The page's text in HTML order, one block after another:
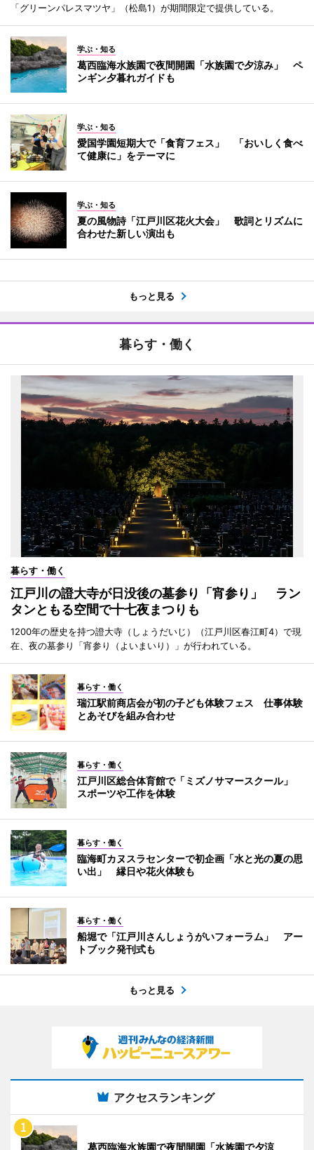
「グリーンパレスマツヤ」（松島1）が期間限定で提供している。
学ぶ・知る
葛西臨海水族園で夜間開園「水族園で夕涼み」 ペ
ンギン夕暮れガイドも
学ぶ・知る
愛国学園短期大で「食育フェス」 「おいしく食べ
て健康に」をテーマに
学ぶ・知る
夏の風物詩「江戸川区花火大会」 歌詞とリズムに
合わせた新しい演出も
もっと見る
暮らす・働く
暮らす・働く
江戸川の證大寺が日没後の墓参り「宵参り」 ラン
タンともる空間で十七夜まつりも
1200年の歴史を持つ證大寺（しょうだいじ）（江戸川区春江町4）で現
在、夜の墓参り「宵参り（よいまいり）」が行われている。
暮らす・働く
瑞江駅前商店会が初の子ども体験フェス 仕事体験
とあそびを組み合わせ
暮らす・働く
江戸川区総合体育館で「ミズノサマースクール」
スポーツや工作を体験
暮らす・働く
臨海町カヌスラセンターで初企画「水と光の夏の思
い出」 縁日や花火体験も
暮らす・働く
船堀で「江戸川さんしょうがいフォーラム」 アー
トブック発刊式も
もっと見る
アクセスランキング
葛西臨海水族園で夜間開園「水族園で夕涼